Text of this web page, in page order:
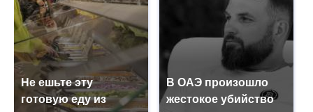
Не ешьте эту
готовую еду из
В ОАЭ произошло
жестокое убийство